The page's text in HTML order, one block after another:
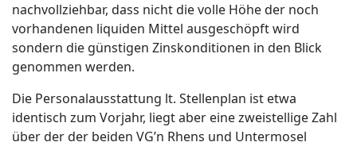
nachvollziehbar, dass nicht die volle Höhe der noch
vorhandenen liquiden Mittel ausgeschöpft wird
sondern die günstigen Zinskonditionen in den Blick
genommen werden.
Die Personalausstattung lt. Stellenplan ist etwa
identisch zum Vorjahr, liegt aber eine zweistellige Zahl
über der der beiden VG’n Rhens und Untermosel